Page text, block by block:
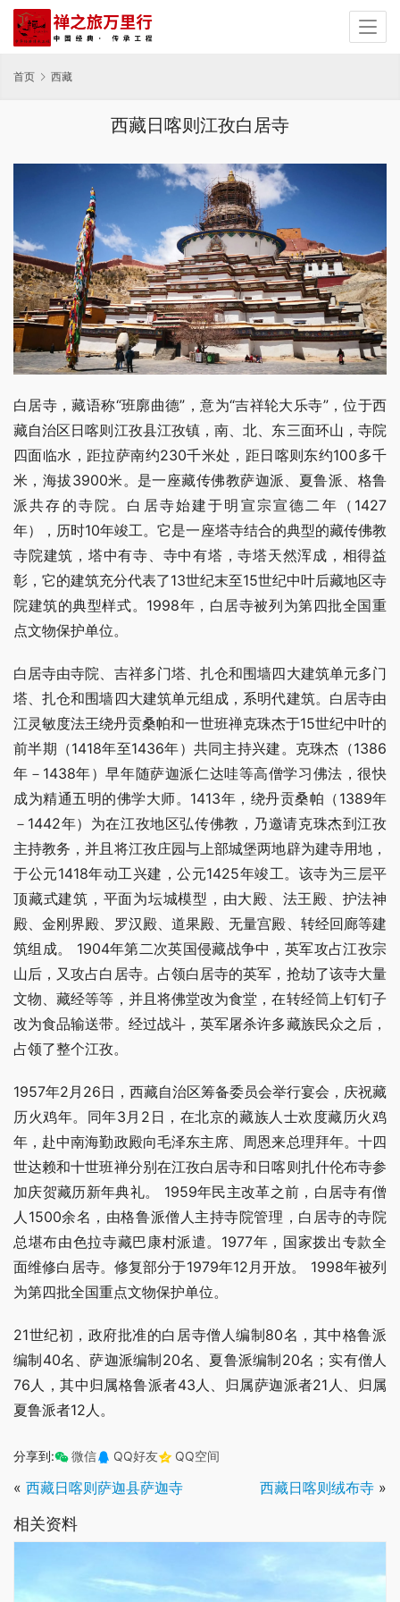
首页 西藏
西藏日喀则江孜白居寺
白居寺，藏语称“班廓曲德”，意为“吉祥轮大乐寺”，位于西
藏自治区日喀则江孜县江孜镇，南、北、东三面环山，寺院
四面临水，距拉萨南约230千米处，距日喀则东约100多千
米，海拔3900米。是一座藏传佛教萨迦派、夏鲁派、格鲁
派共存的寺院。白居寺始建于明宣宗宣德二年（1427
年），历时10年竣工。它是一座塔寺结合的典型的藏传佛教
寺院建筑，塔中有寺、寺中有塔，寺塔天然浑成，相得益
彰，它的建筑充分代表了13世纪末至15世纪中叶后藏地区寺
院建筑的典型样式。1998年，白居寺被列为第四批全国重
点文物保护单位。
白居寺由寺院、吉祥多门塔、扎仓和围墙四大建筑单元多门
塔、扎仓和围墙四大建筑单元组成，系明代建筑。白居寺由
江灵敏度法王绕丹贡桑帕和一世班禅克珠杰于15世纪中叶的
前半期（1418年至1436年）共同主持兴建。克珠杰（1386
年－1438年）早年随萨迦派仁达哇等高僧学习佛法，很快
成为精通五明的佛学大师。1413年，绕丹贡桑帕（1389年
－1442年）为在江孜地区弘传佛教，乃邀请克珠杰到江孜
主持教务，并且将江孜庄园与上部城堡两地辟为建寺用地，
于公元1418年动工兴建，公元1425年竣工。该寺为三层平
顶藏式建筑，平面为坛城模型，由大殿、法王殿、护法神
殿、金刚界殿、罗汉殿、道果殿、无量宫殿、转经回廊等建
筑组成。 1904年第二次英国侵藏战争中，英军攻占江孜宗
山后，又攻占白居寺。占领白居寺的英军，抢劫了该寺大量
文物、藏经等等，并且将佛堂改为食堂，在转经筒上钉钉子
改为食品输送带。经过战斗，英军屠杀许多藏族民众之后，
占领了整个江孜。
1957年2月26日，西藏自治区筹备委员会举行宴会，庆祝藏
历火鸡年。同年3月2日，在北京的藏族人士欢度藏历火鸡
年，赴中南海勤政殿向毛泽东主席、周恩来总理拜年。十四
世达赖和十世班禅分别在江孜白居寺和日喀则扎什伦布寺参
加庆贺藏历新年典礼。 1959年民主改革之前，白居寺有僧
人1500余名，由格鲁派僧人主持寺院管理，白居寺的寺院
总堪布由色拉寺藏巴康村派遣。1977年，国家拨出专款全
面维修白居寺。修复部分于1979年12月开放。 1998年被列
为第四批全国重点文物保护单位。
21世纪初，政府批准的白居寺僧人编制80名，其中格鲁派
编制40名、萨迦派编制20名、夏鲁派编制20名；实有僧人
76人，其中归属格鲁派者43人、归属萨迦派者21人、归属
夏鲁派者12人。
分享到: 微信 QQ好友 QQ空间
« 西藏日喀则萨迦县萨迦寺 西藏日喀则绒布寺 »
相关资料